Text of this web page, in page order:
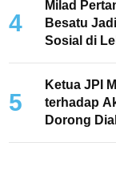
4
Milad
Besatu
Sosial di
5
Ketua JPI
terhadap
Dorong